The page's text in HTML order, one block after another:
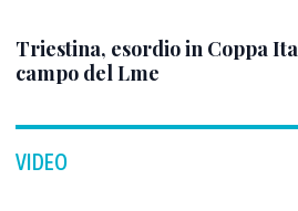
Triestina, esordio in Coppa
campo del Lme
VIDEO